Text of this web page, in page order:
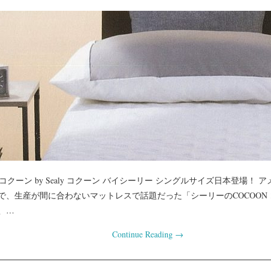
クーン by Sealy コクーン バイシーリー シングルサイズ日本登場！ ア
、生産が間に合わないマットレスで話題だった「シーリーの
…
Continue Reading →